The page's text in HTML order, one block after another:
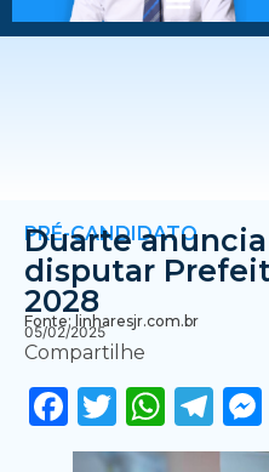
PRÉ-CANDIDATO
Duarte
disputar
2028
Fonte: linharesjr.com.br
05/02/2025
Compartilhe
Facebook
Twitter